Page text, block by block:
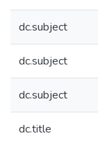
dc.subject
dc.subject
dc.subject
dc.title